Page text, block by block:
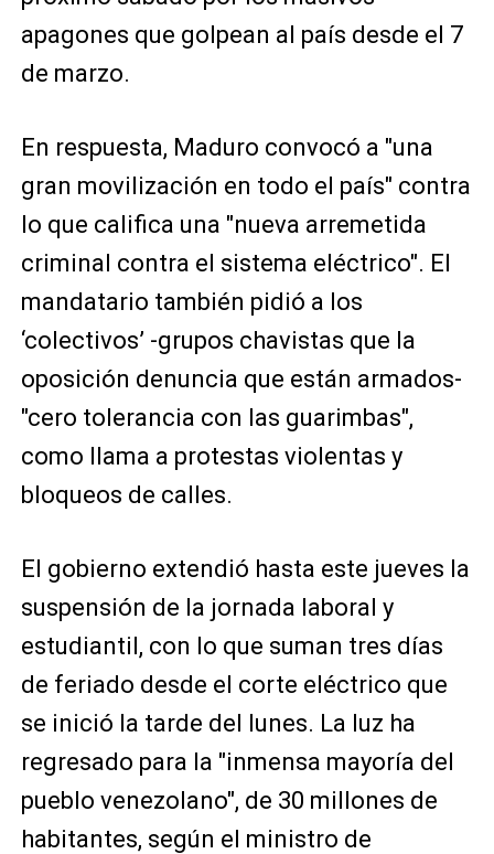
apagones que golpean al país desde el 7
de marzo.
En respuesta, Maduro convocó a "una
gran movilización en todo el país" contra
lo que califica una "nueva arremetida
criminal contra el sistema eléctrico". El
mandatario también pidió a los
‘colectivos’ -grupos chavistas que la
oposición denuncia que están armados-
"cero tolerancia con las guarimbas",
como llama a protestas violentas y
bloqueos de calles.
El gobierno extendió hasta este jueves la
suspensión de la jornada laboral y
estudiantil, con lo que suman tres días
de feriado desde el corte eléctrico que
se inició la tarde del lunes. La luz ha
regresado para la "inmensa mayoría del
pueblo venezolano", de 30 millones de
habitantes, según el ministro de